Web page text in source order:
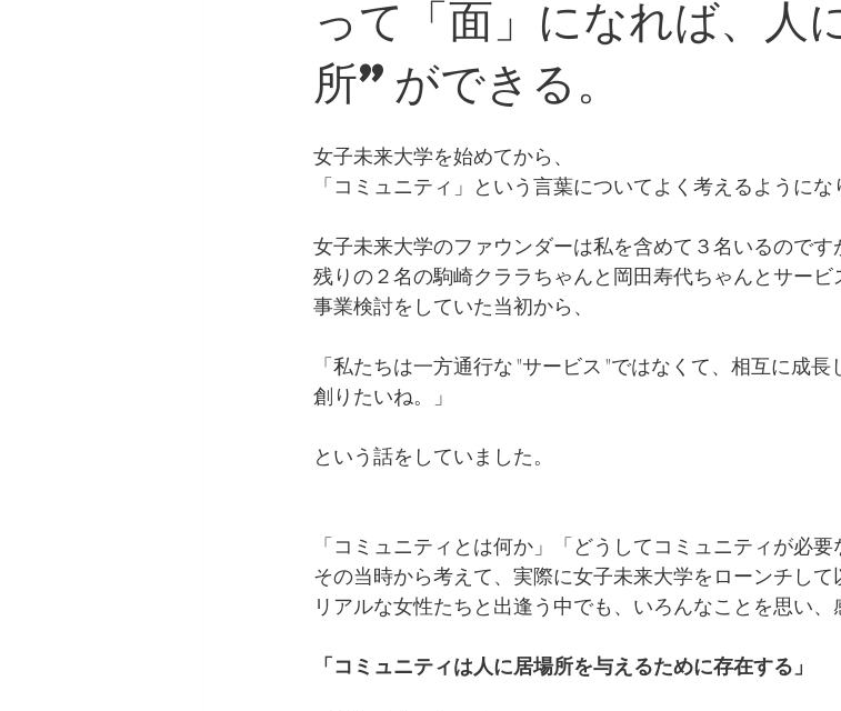
って「面」になれば、人
所”ができる。
女子未来大学を始めてから、
「コミュニティ」という言葉についてよく考えるようにな
女子未来大学のファウンダーは私を含めて３名いるのです
残りの２名の駒崎クララちゃんと岡田寿代ちゃんとサービ
事業検討をしていた当初から、
「私たちは一方通行な"サービス"ではなくて、相互に成
創りたいね。」
という話をしていました。
「コミュニティとは何か」「どうしてコミュニティが必要
その当時から考えて、実際に女子未来大学をローンチして
リアルな女性たちと出逢う中でも、いろんなことを思い、
「コミュニティは人に居場所を与えるために存在する」